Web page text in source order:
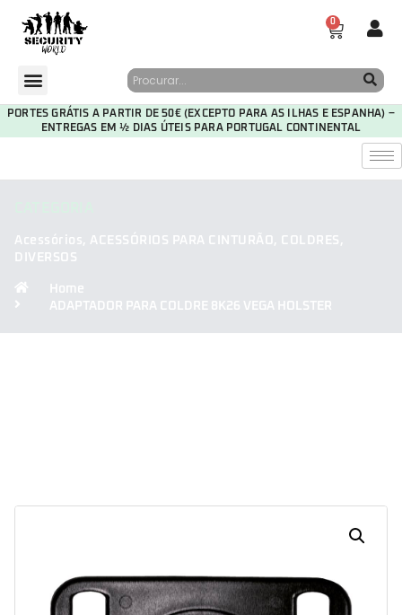
0
PORTES GRÁTIS A PARTIR DE 50€ (EXCEPTO PARA AS ILHAS E ESPANHA) –
ENTREGAS EM ½ DIAS ÚTEIS PARA PORTUGAL CONTINENTAL
Acessórios, ACESSÓRIOS PARA CINTURÃO , COLDRES ,
DIVERSOS
Home
ADAPTADOR PARA COLDRE 8K26 VEGA HOLSTER